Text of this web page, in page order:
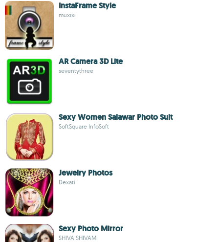
InstaFrame Style
muxixi
AR Camera 3D Lite
seventythree
Sexy Women Salawar Photo Suit
SoftSquare InfoSoft
Jewelry Photos
Dexati
Sexy Photo Mirror
SHIVA SHIVAM